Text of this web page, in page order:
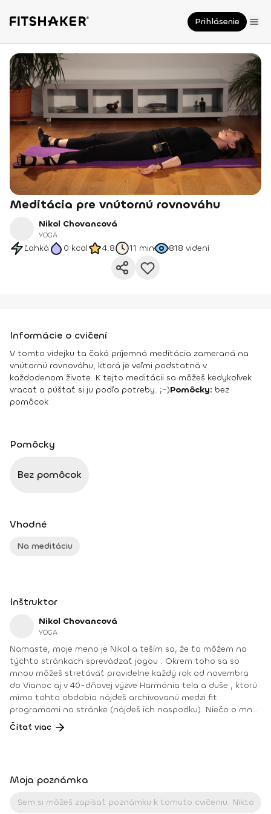
Prihlásenie
Meditácia pre vnútornú rovnováhu
Nikol Chovancová
YOGA
Ľahká 0 kcal 4.8 11 min 818 videní
Informácie o cvičení
V tomto videjku ťa čaká príjemná meditácia zameraná na
vnútornú rovnováhu, ktorá je veľmi podstatná v
každodenom živote. K tejto meditácii sa môžeš kedykoľvek
vracať a púšťať si ju podľa potreby. ;-)Pomôcky: bez
pomôcok
Pomôcky
Bez pomôcok
Vhodné
Na meditáciu
Inštruktor
Nikol Chovancová
YOGA
Namaste, moje meno je Nikol a teším sa, že ťa môžem na
týchto stránkach sprevádzať jogou . Okrem toho sa so
mnou môžeš stretávať pravidelne každý rok od novembra
do Vianoc aj v 40-dňovej výzve Harmónia tela a duše , ktorú
mimo tohto obdobia nájdeš archivovanú medzi fit
programami na stránke (nájdeš ich naspodku). Niečo o mne.
Od detstva som sa venovala rôznym druhom pohybu, najmä
tancu, pri ktorom som cítila slobodu a radosť. Neskôr som
a odpovede na hlbšie otázky. Joge sa aktívne venujem od
ako robia pokroky a ako im joga pomáha zlepšiť kvalitu ich
Čítať viac
Moja poznámka